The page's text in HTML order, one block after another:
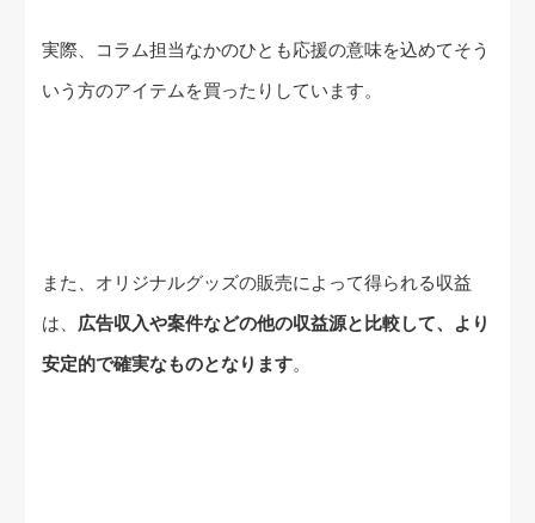
実際、コラム担当なかのひとも応援の意味を込めてそう
いう方のアイテムを買ったりしています。
また、オリジナルグッズの販売によって得られる収益
は、 広告収入や案件などの他の収益源と比較して、より
安定的で確実なものとなります。